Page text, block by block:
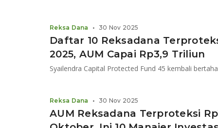
relatif stabil.
Daftar 10 Reksadana
2025, AUM Capai Rp3,9 Triliun
Syailendra Capital Protected Fund 45 kembali
Reksa Dana • 30 Nov 2025
AUM Reksadana Terproteksi
Reksa Dana • 30 Nov 2025